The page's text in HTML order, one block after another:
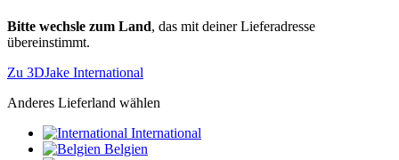
Bitte wechsle zum Land, das mit deiner Lieferadresse
übereinstimmt.
Zu 3DJake International
Anderes Lieferland wählen
International
Belgien